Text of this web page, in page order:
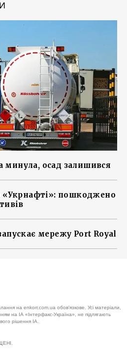
минула, осад залишився
«Укрнафті»: пошкоджено
мережу Port Royal
на enkorr.com.ua обов'язкове. Усі матеріали,
на ІА «Інтерфакс-Україна», не підлягають
рішення ІА.